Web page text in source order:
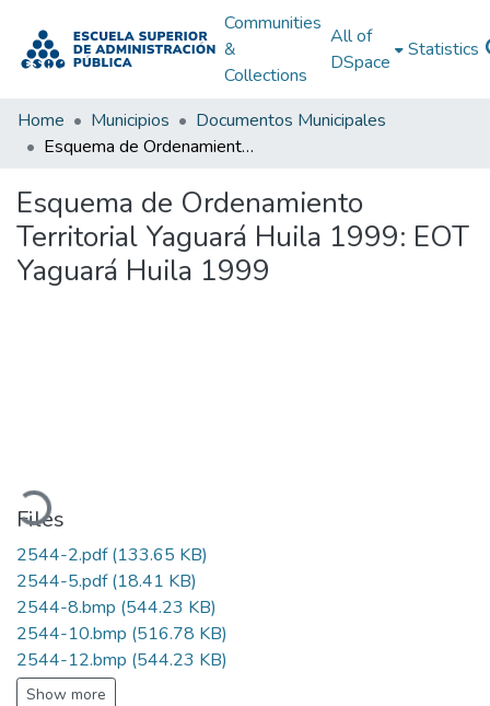
Communities
&
Collections
All of
DSpace
Statistics
Home Municipios
Documentos Municipales
Esquema de Ordenamiento Territorial Yaguará Huila 1999: EOT Yaguará Huila 1999
Esquema de Ordenamiento
Territorial Yaguará Huila 1999: EOT
Yaguará Huila 1999
Files
2544-2.pdf(133.65 KB)
2544-5.pdf(18.41 KB)
2544-8.bmp (544.23 KB)
2544-10.bmp (516.78 KB)
2544-12.bmp (544.23 KB)
Show more